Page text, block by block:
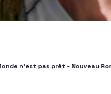
n'est pas prêt - Nouveau